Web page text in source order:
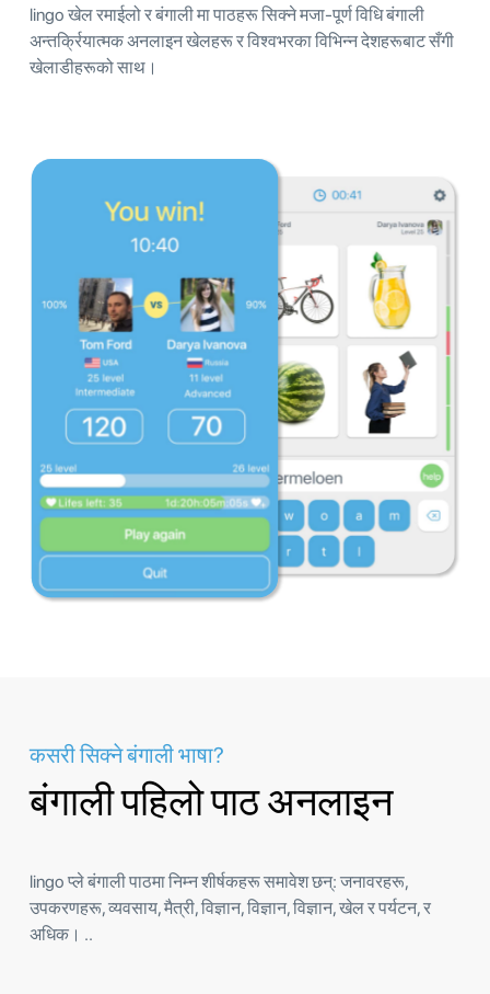
lingo खेल रमाईलो र बंगाली मा पाठहरू सिक्ने मजा-पूर्ण विधि बंगाली
अन्तर्क्रियात्मक अनलाइन खेलहरू र विश्वभरका विभिन्न देशहरूबाट सँगी
खेलाडीहरूको साथ।
कसरी सिक्ने बंगाली भाषा?
बंगाली पहिलो पाठ अनलाइन
lingo प्ले बंगाली पाठमा निम्न शीर्षकहरू समावेश छन्: जनावरहरू,
उपकरणहरू, व्यवसाय, मैत्री, विज्ञान, विज्ञान, विज्ञान, खेल र पर्यटन, र
अधिक। ..